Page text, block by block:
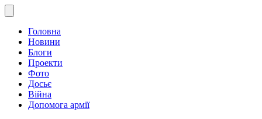
Головна
Новини
Блоги
Проекти
Фото
Досьє
Війна
Допомога армії